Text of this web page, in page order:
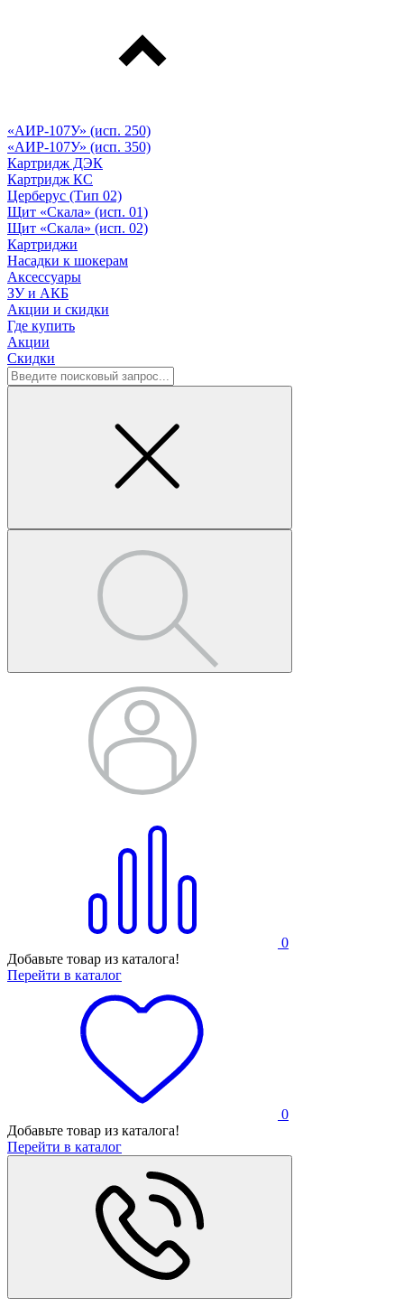
«АИР-107У» (исп. 250)
«АИР-107У» (исп. 350)
Картридж ДЭК
Картридж КС
Церберус (Тип 02)
Щит «Скала» (исп. 01)
Щит «Скала» (исп. 02)
Картриджи
Насадки к шокерам
Аксессуары
ЗУ и АКБ
Акции и скидки
Где купить
Акции
Скидки
0
Добавьте товар из каталога!
Перейти в каталог
0
Добавьте товар из каталога!
Перейти в каталог